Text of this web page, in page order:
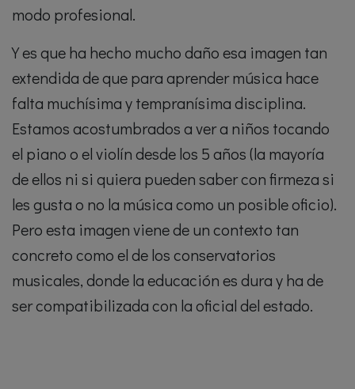
modo profesional.
Y es que ha hecho mucho daño esa imagen tan
extendida de que para aprender música hace
falta muchísima y tempranísima disciplina.
Estamos acostumbrados a ver a niños tocando
el piano o el violín desde los 5 años (la mayoría
de ellos ni si quiera pueden saber con firmeza si
les gusta o no la música como un posible oficio).
Pero esta imagen viene de un contexto tan
concreto como el de los conservatorios
musicales, donde la educación es dura y ha de
ser compatibilizada con la oficial del estado.